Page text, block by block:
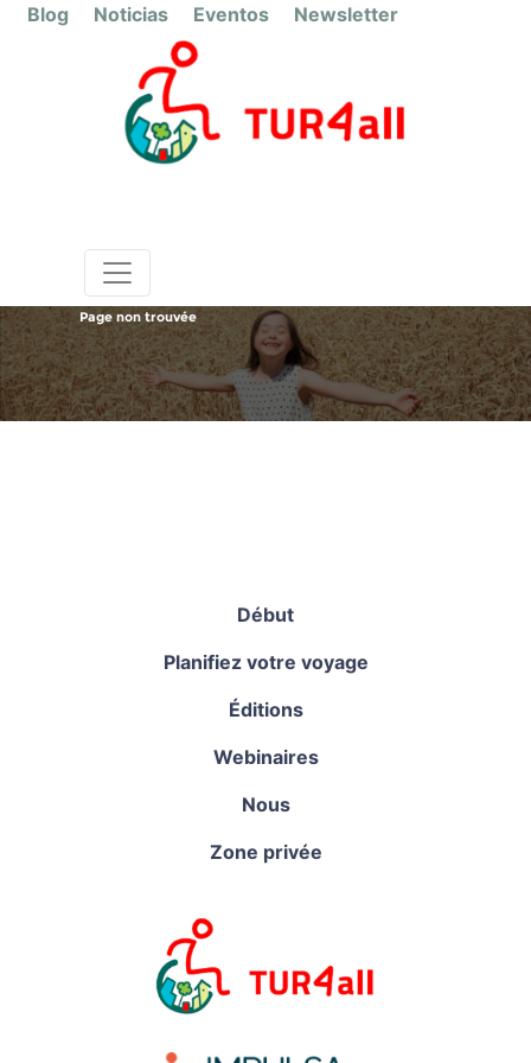
Blog Noticias Eventos Newsletter
Page non trouvée
Début
Planifiez votre voyage
Éditions
Webinaires
Nous
Zone privée